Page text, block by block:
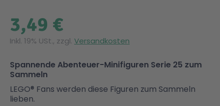
3,49 €
Inkl. 19% USt., zzgl. Versandkosten
Spannende Abenteuer-Minifiguren Serie 25 zum
Sammeln
LEGO® Fans werden diese Figuren zum Sammeln
lieben.